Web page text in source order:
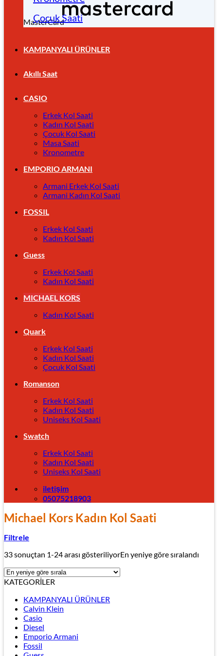
MasterCard
Çocuk Saati
KAMPANYALI ÜRÜNLER
Akıllı Saat
CASIO
Erkek Kol Saati
Kadın Kol Saati
Çocuk Kol Saati
Masa Saati
Kronometre
EMPORIO ARMANI
Armani Erkek Kol Saati
Armani Kadın Kol Saati
FOSSIL
Erkek Kol Saati
Kadın Kol Saati
Guess
Erkek Kol Saati
Kadın Kol Saati
MICHAEL KORS
Kadın Kol Saati
Quark
Erkek Kol Saati
Kadın Kol Saati
Çocuk Kol Saati
Romanson
Erkek Kol Saati
Kadın Kol Saati
Uniseks Kol Saati
Swatch
Erkek Kol Saati
Kadın Kol Saati
Uniseks Kol Saati
iletişim
05075218903
Michael Kors Kadın Kol Saati
Filtrele
33 sonuçtan 1-24 arası gösteriliyorEn yeniye göre sıralandı
KATEGORİLER
KAMPANYALI ÜRÜNLER
Calvin Klein
Casio
Diesel
Emporio Armani
Fossil